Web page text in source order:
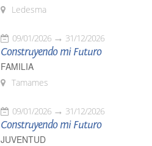
Ledesma
09/01/2026 31/12/2026
Construyendo mi Futuro
FAMILIA
Tamames
09/01/2026 31/12/2026
Construyendo mi Futuro
JUVENTUD